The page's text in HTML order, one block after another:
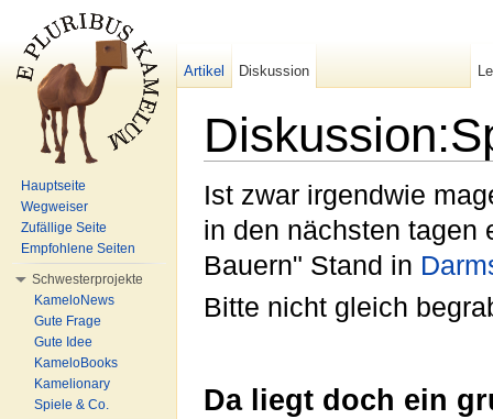
Ist zwar irgendwie
in den nächsten tagen
Bauern" Stand in
Bitte nicht gleich
Da liegt doch ein
Artikel Diskussion
Hauptseite
Wegweiser
Zufällige Seite
Empfohlene Seiten
Schwesterprojekte
KameloNews
Gute Frage
Gute Idee
KameloBooks
Kamelionary
Spiele & Co.